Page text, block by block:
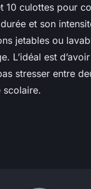
10 culottes pour
et son
jetables ou
L’idéal est
stresser entre
scolaire.